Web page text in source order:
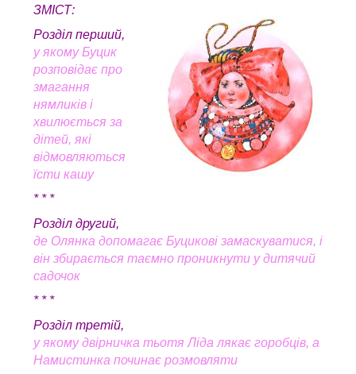
ЗМІСТ:
Розділ перший,
у якому Буцик
розповідає про
змагання
нямликів і
хвилюється за
дітей, які
відмовляються
їсти кашу
* * *
Розділ другий,
де Олянка допомагає Буцикові замаскуватися, і
він збирається таємно проникнути у дитячий
садочок
* * *
Розділ третій,
у якому двірничка тьотя Ліда лякає горобців, а
Намистинка починає розмовляти